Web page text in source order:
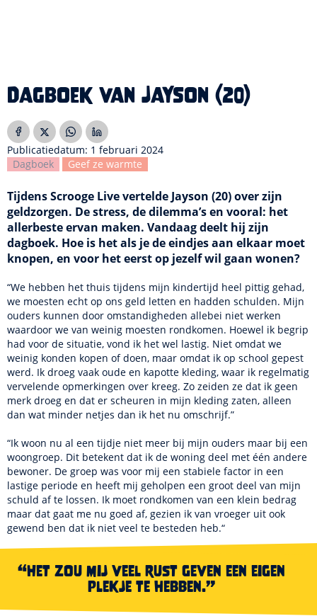
Dagboek van Jayson (20)
Publicatiedatum: 1 februari 2024
Dagboek
Geef ze warmte
Tijdens Scrooge Live vertelde Jayson (20) over zijn
geldzorgen. De stress, de dilemma’s en vooral: het
allerbeste ervan maken. Vandaag deelt hij zijn
dagboek. Hoe is het als je de eindjes aan elkaar moet
knopen, en voor het eerst op jezelf wil gaan wonen?
“We hebben het thuis tijdens mijn kindertijd heel pittig gehad,
we moesten echt op ons geld letten en hadden schulden. Mijn
ouders kunnen door omstandigheden allebei niet werken
waardoor we van weinig moesten rondkomen. Hoewel ik begrip
had voor de situatie, vond ik het wel lastig. Niet omdat we
weinig konden kopen of doen, maar omdat ik op school gepest
werd. Ik droeg vaak oude en kapotte kleding, waar ik regelmatig
vervelende opmerkingen over kreeg. Zo zeiden ze dat ik geen
merk droeg en dat er scheuren in mijn kleding zaten, alleen
dan wat minder netjes dan ik het nu omschrijf.”
“Ik woon nu al een tijdje niet meer bij mijn ouders maar bij een
woongroep. Dit betekent dat ik de woning deel met één andere
bewoner. De groep was voor mij een stabiele factor in een
lastige periode en heeft mij geholpen een groot deel van mijn
schuld af te lossen. Ik moet rondkomen van een klein bedrag
maar dat gaat me nu goed af, gezien ik van vroeger uit ook
gewend ben dat ik niet veel te besteden heb.“
“Het zou mij veel rust geven een eigen
plekje te hebben.”